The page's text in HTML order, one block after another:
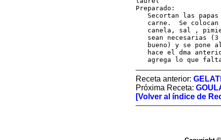
Preparado:
Secortan las
carne.  Se
canela, sal ,
sean necesarias
bueno) y se pone
hace el dma
agrega lo que
Receta anterior:
Próxima Receta:
[Volver al índice de